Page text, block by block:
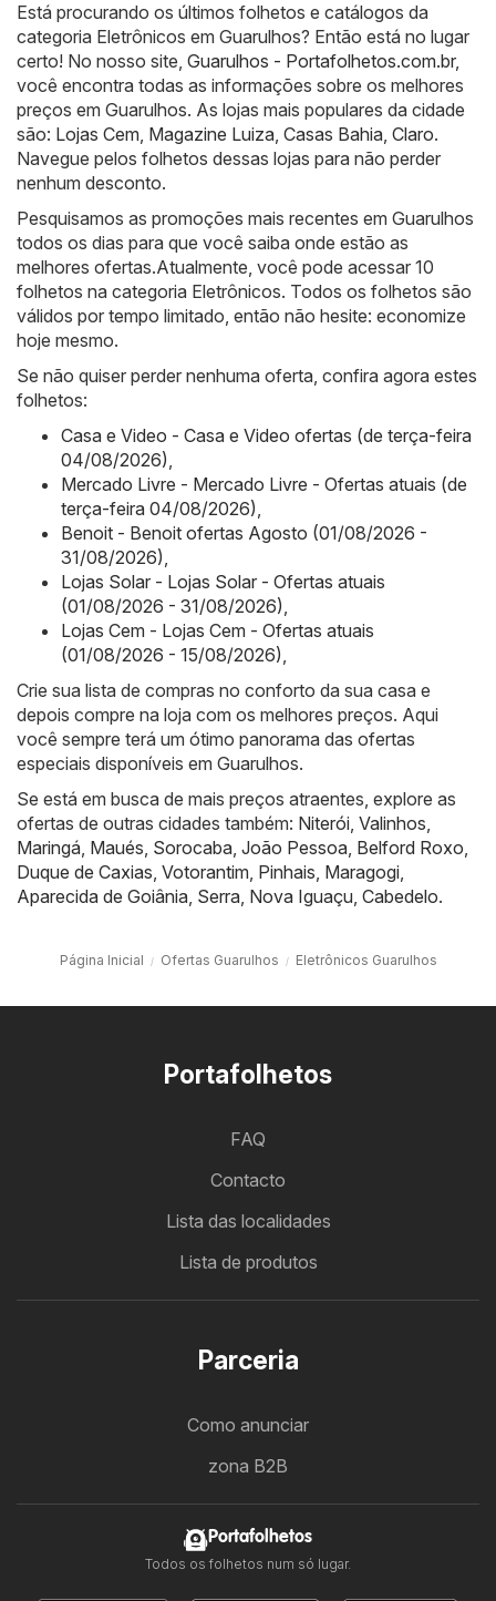
Está procurando os últimos folhetos e catálogos da
categoria Eletrônicos em Guarulhos? Então está no lugar
certo! No nosso site, Guarulhos - Portafolhetos.com.br,
você encontra todas as informações sobre os melhores
preços em Guarulhos. As lojas mais populares da cidade
são: Lojas Cem, Magazine Luiza, Casas Bahia, Claro.
Navegue pelos folhetos dessas lojas para não perder
nenhum desconto.
Pesquisamos as promoções mais recentes em Guarulhos
todos os dias para que você saiba onde estão as
melhores ofertas.Atualmente, você pode acessar 10
folhetos na categoria Eletrônicos. Todos os folhetos são
válidos por tempo limitado, então não hesite: economize
hoje mesmo.
Se não quiser perder nenhuma oferta, confira agora estes
folhetos:
Casa e Video - Casa e Video ofertas (de terça-feira
04/08/2026),
Mercado Livre - Mercado Livre - Ofertas atuais (de
terça-feira 04/08/2026),
Benoit - Benoit ofertas Agosto (01/08/2026 -
31/08/2026),
Lojas Solar - Lojas Solar - Ofertas atuais
(01/08/2026 - 31/08/2026),
Lojas Cem - Lojas Cem - Ofertas atuais
(01/08/2026 - 15/08/2026),
Crie sua lista de compras no conforto da sua casa e
depois compre na loja com os melhores preços. Aqui
você sempre terá um ótimo panorama das ofertas
especiais disponíveis em Guarulhos.
Se está em busca de mais preços atraentes, explore as
ofertas de outras cidades também: Niterói, Valinhos,
Maringá, Maués, Sorocaba, João Pessoa, Belford Roxo,
Duque de Caxias, Votorantim, Pinhais, Maragogi,
Aparecida de Goiânia, Serra, Nova Iguaçu, Cabedelo.
Página Inicial Ofertas Guarulhos Eletrônicos Guarulhos
Portafolhetos
FAQ
Contacto
Lista das localidades
Lista de produtos
Parceria
Como anunciar
zona B2B
Portafolhetos
Todos os folhetos num só lugar.